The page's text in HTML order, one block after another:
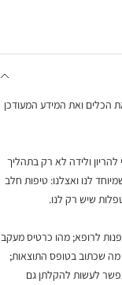
הכלים ואת המידע המעודכן
ולידה לא רק בתהליך
לנו ואצלנו: טיפות חלב
שיש רק לנו.
לרופא; מהו כרטיס מעקב
מה שכתוב בטופס התוצאות;
אפשר לעשות להקלתן גם